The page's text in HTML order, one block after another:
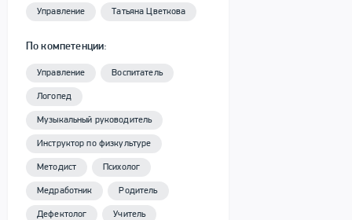
Управление Татьяна Цветкова
По компетенции:
Управление Воспитатель
Логопед
Музыкальный руководитель
Инструктор по физкультуре
Методист Психолог
Медработник Родитель
Дефектолог Учитель